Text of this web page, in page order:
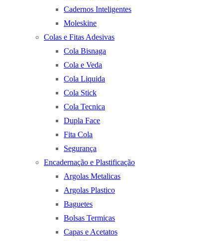
Cadernos Inteligentes
Moleskine
Colas e Fitas Adesivas
Cola Bisnaga
Cola e Veda
Cola Liquida
Cola Stick
Cola Tecnica
Dupla Face
Fita Cola
Segurança
Encadernação e Plastificação
Argolas Metalicas
Argolas Plastico
Baguetes
Bolsas Termicas
Capas e Acetatos